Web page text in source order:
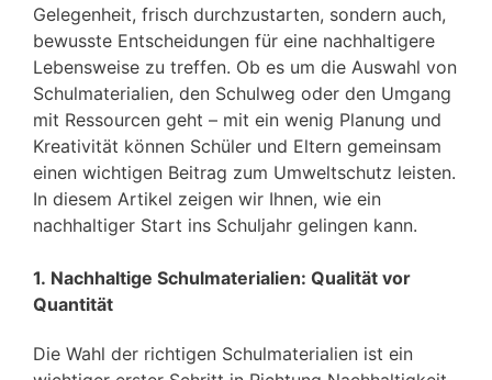
Gelegenheit, frisch durchzustarten, sondern auch,
bewusste Entscheidungen für eine nachhaltigere
Lebensweise zu treffen. Ob es um die Auswahl von
Schulmaterialien, den Schulweg oder den Umgang
mit Ressourcen geht – mit ein wenig Planung und
Kreativität können Schüler und Eltern gemeinsam
einen wichtigen Beitrag zum Umweltschutz leisten.
In diesem Artikel zeigen wir Ihnen, wie ein
nachhaltiger Start ins Schuljahr gelingen kann.
1. Nachhaltige Schulmaterialien: Qualität vor
Quantität
Die Wahl der richtigen Schulmaterialien ist ein